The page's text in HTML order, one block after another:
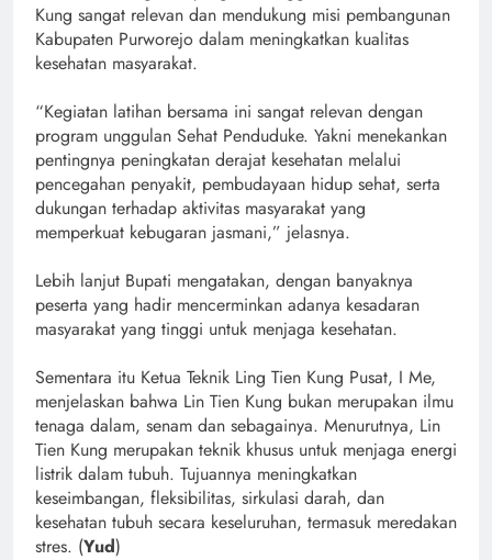
Kung sangat relevan dan mendukung misi pembangunan
Kabupaten Purworejo dalam meningkatkan kualitas
kesehatan masyarakat.
“Kegiatan latihan bersama ini sangat relevan dengan
program unggulan Sehat Penduduke. Yakni menekankan
pentingnya peningkatan derajat kesehatan melalui
pencegahan penyakit, pembudayaan hidup sehat, serta
dukungan terhadap aktivitas masyarakat yang
memperkuat kebugaran jasmani,” jelasnya.
Lebih lanjut Bupati mengatakan, dengan banyaknya
peserta yang hadir mencerminkan adanya kesadaran
masyarakat yang tinggi untuk menjaga kesehatan.
Sementara itu Ketua Teknik Ling Tien Kung Pusat, I Me,
menjelaskan bahwa Lin Tien Kung bukan merupakan ilmu
tenaga dalam, senam dan sebagainya. Menurutnya, Lin
Tien Kung merupakan teknik khusus untuk menjaga energi
listrik dalam tubuh. Tujuannya meningkatkan
keseimbangan, fleksibilitas, sirkulasi darah, dan
kesehatan tubuh secara keseluruhan, termasuk meredakan
stres. (Yud)